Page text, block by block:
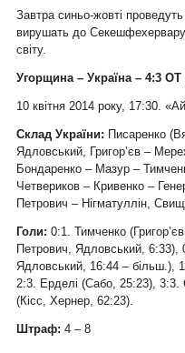
Завтра синьо-жовті
вирушать до
світу.
Угорщина – Україна – 4:3 ОТ
10 квітня 2014 року, 17:30.
Склад України: Писаренко
Ядловський, Григор’єв –
Бондаренко – Мазур –
Четвериков – Кривенко –
Петрович – Нігматуллін,
Голи: 0:1. Тимченко
Петрович, Ядловський, 6:33),
Ядловський, 16:44 – більш.),
2:3. Ерделі (Сабо, 25:23), 3:3.
(Кісс, Хернер, 62:23).
Штраф: 4 – 8